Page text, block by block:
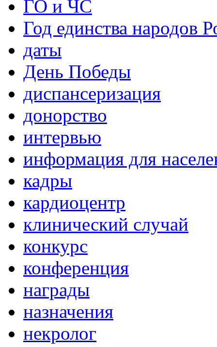
ГО и ЧС
Год единства народов
даты
День Победы
диспансеризация
донорство
интервью
информация для
кадры
кардиоцентр
клинический случай
конкурс
конференция
награды
назначения
некролог